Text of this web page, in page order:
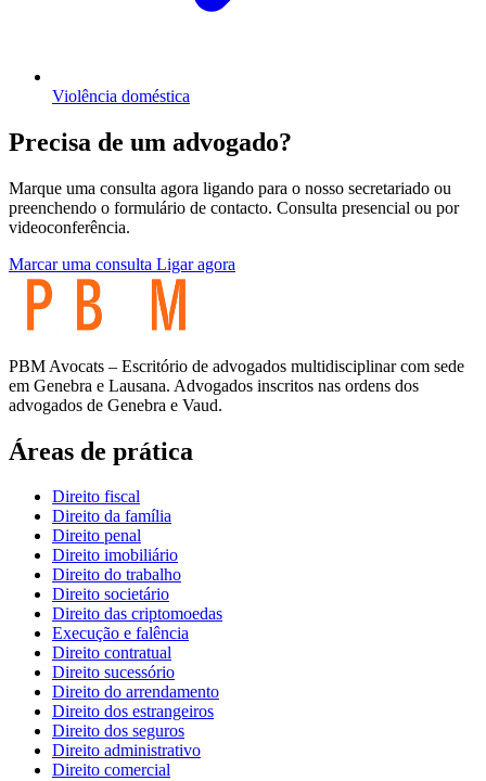
Violência doméstica
Precisa de um advogado?
Marque uma consulta agora ligando para o nosso secretariado ou
preenchendo o formulário de contacto. Consulta presencial ou por
videoconferência.
Marcar uma consulta Ligar agora
PBM Avocats – Escritório de advogados multidisciplinar com sede
em Genebra e Lausana. Advogados inscritos nas ordens dos
advogados de Genebra e Vaud.
Áreas de prática
Direito fiscal
Direito da família
Direito penal
Direito imobiliário
Direito do trabalho
Direito societário
Direito das criptomoedas
Execução e falência
Direito contratual
Direito sucessório
Direito do arrendamento
Direito dos estrangeiros
Direito dos seguros
Direito administrativo
Direito comercial